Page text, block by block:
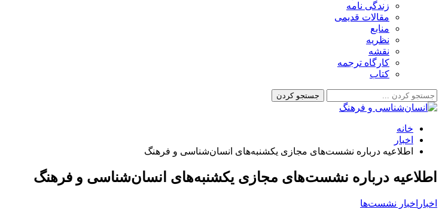
زندگی نامه
مقالات قدیمی
منابع
نظریه
نقشه
کارگاه ترجمه
کتاب
خانه
اخبار
اطلاعیه درباره نشست‌های مجازی یکشنبه‌های انسان‌شناسی و فرهنگ
اطلاعیه درباره نشست‌های مجازی یکشنبه‌های انسان‌شناسی و فرهنگ
اخبار اخبار نشست‌ها